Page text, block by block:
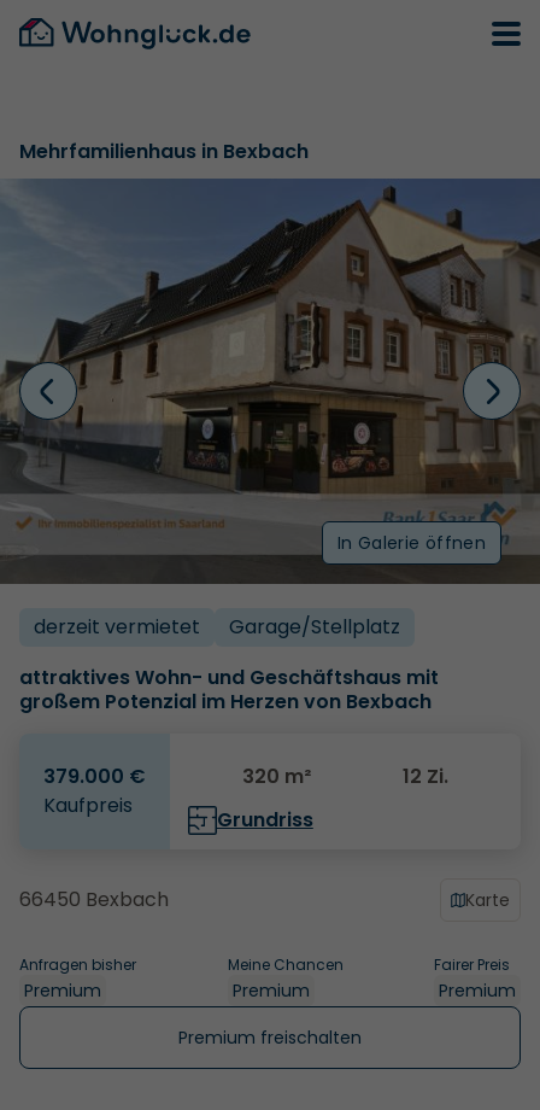
Mehrfamilienhaus in Bexbach
In Galerie öffnen
derzeit vermietet
Garage/­Stellplatz
attraktives Wohn- und Geschäftshaus mit
großem Potenzial im Herzen von Bexbach
Anfragen bisher
Premium
Meine Chancen
Premium
Fairer Preis
Premium
Premium freischalten
379.000 €
Kaufpreis
320 m²
12 Zi.
Grundriss
66450 Bexbach Karte